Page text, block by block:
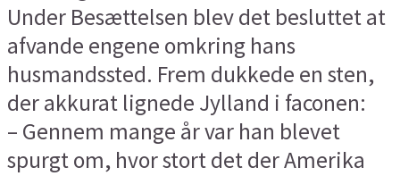
Under Besættelsen blev det besluttet at
afvande engene omkring hans
husmandssted. Frem dukkede en sten,
der akkurat lignede Jylland i faconen:
– Gennem mange år var han blevet
spurgt om, hvor stort det der Amerika